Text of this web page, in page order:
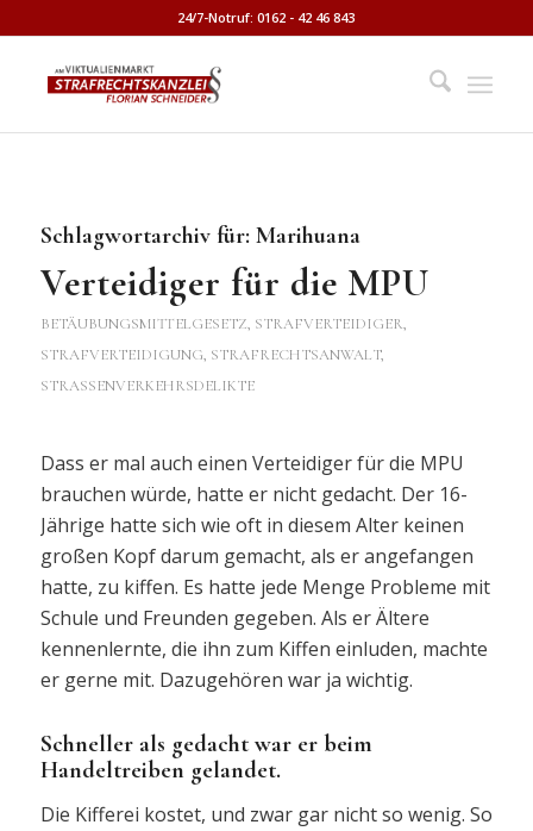
24/7-Notruf: 0162 - 42 46 843
Schlagwortarchiv für: Marihuana
Verteidiger für die MPU
BETÄUBUNGSMITTELGESETZ, STRAFVERTEIDIGER,
STRAFVERTEIDIGUNG, STRAFRECHTSANWALT,
STRASSENVERKEHRSDELIKTE
Dass er mal auch einen Verteidiger für die MPU
brauchen würde, hatte er nicht gedacht. Der 16-
Jährige hatte sich wie oft in diesem Alter keinen
großen Kopf darum gemacht, als er angefangen
hatte, zu kiffen. Es hatte jede Menge Probleme mit
Schule und Freunden gegeben. Als er Ältere
kennenlernte, die ihn zum Kiffen einluden, machte
er gerne mit. Dazugehören war ja wichtig.
Schneller als gedacht war er beim
Handeltreiben gelandet.
Die Kifferei kostet, und zwar gar nicht so wenig. So